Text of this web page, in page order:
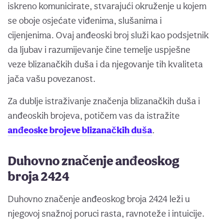
iskreno komunicirate, stvarajući okruženje u kojem
se oboje osjećate viđenima, slušanima i
cijenjenima. Ovaj anđeoski broj služi kao podsjetnik
da ljubav i razumijevanje čine temelje uspješne
veze blizanačkih duša i da njegovanje tih kvaliteta
jača vašu povezanost.
Za dublje istraživanje značenja blizanačkih duša i
anđeoskih brojeva, potičem vas da istražite
anđeoske brojeve blizanačkih duša.
Duhovno značenje anđeoskog
broja 2424
Duhovno značenje anđeoskog broja 2424 leži u
njegovoj snažnoj poruci rasta, ravnoteže i intuicije.